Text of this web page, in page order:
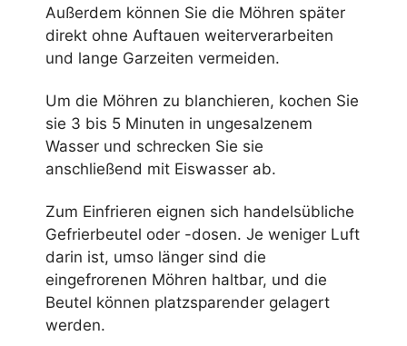
Außerdem können Sie die Möhren später
direkt ohne Auftauen weiterverarbeiten
und lange Garzeiten vermeiden.
Um die Möhren zu blanchieren, kochen Sie
sie 3 bis 5 Minuten in ungesalzenem
Wasser und schrecken Sie sie
anschließend mit Eiswasser ab.
Zum Einfrieren eignen sich handelsübliche
Gefrierbeutel oder -dosen. Je weniger Luft
darin ist, umso länger sind die
eingefrorenen Möhren haltbar, und die
Beutel können platzsparender gelagert
werden.